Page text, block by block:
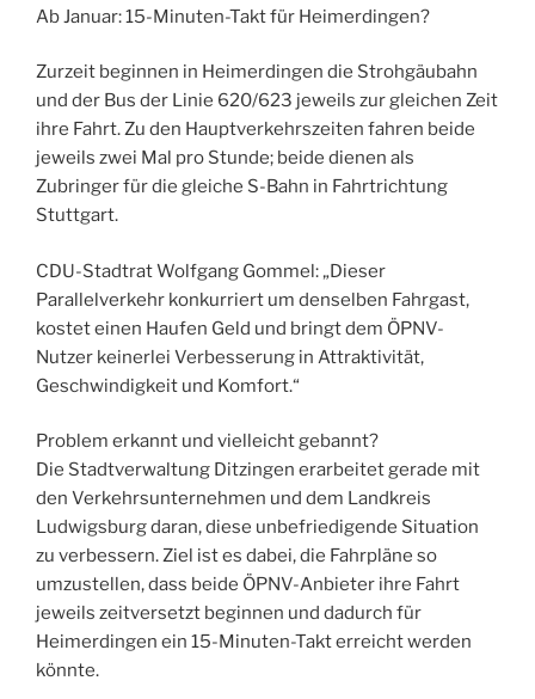
Ab Januar: 15-Minuten-Takt für Heimerdingen?
Zurzeit beginnen in Heimerdingen die Strohgäubahn
und der Bus der Linie 620/623 jeweils zur gleichen Zeit
ihre Fahrt. Zu den Hauptverkehrszeiten fahren beide
jeweils zwei Mal pro Stunde; beide dienen als
Zubringer für die gleiche S-Bahn in Fahrtrichtung
Stuttgart.
CDU-Stadtrat Wolfgang Gommel: „Dieser
Parallelverkehr konkurriert um denselben Fahrgast,
kostet einen Haufen Geld und bringt dem ÖPNV-
Nutzer keinerlei Verbesserung in Attraktivität,
Geschwindigkeit und Komfort.“
Problem erkannt und vielleicht gebannt?
Die Stadtverwaltung Ditzingen erarbeitet gerade mit
den Verkehrsunternehmen und dem Landkreis
Ludwigsburg daran, diese unbefriedigende Situation
zu verbessern. Ziel ist es dabei, die Fahrpläne so
umzustellen, dass beide ÖPNV-Anbieter ihre Fahrt
jeweils zeitversetzt beginnen und dadurch für
Heimerdingen ein 15-Minuten-Takt erreicht werden
könnte.